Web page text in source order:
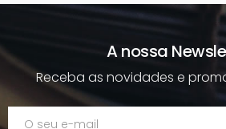
A nossa
Receba as novidades e